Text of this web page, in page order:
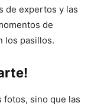
de expertos y las
de
los pasillos.
fotos, sino que las